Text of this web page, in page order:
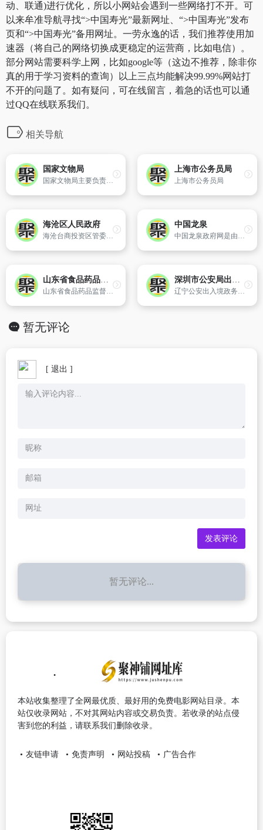
动、联通)进行优化，所以小网站会遇到一些网络打不开。可
以来牟准导航寻找“>中国寿光”最新网址、“>中国寿光”发布
页和“>中国寿光”备用网址。一劳永逸的话，我们推荐使用加
速器（将自己的网络切换成更稳定的运营商，比如电信）。
部分网站需要科学上网，比如google等（这边不推荐，除非你
真的用于学习资料的查询）以上三点均能解决99.99%网站打
不开的问题了。如有疑问，可在线留言，着急的话也可以通
过QQ在线联系我们。
相关导航
国家文物局
国家文物局主要负责机关文电、会务、机要、档案和保密、信访、政务公开工作；负责机关财务、基建等工作,指导监督事业单位财务工作；负责文物和博物馆业务统计工作；承担对外和对港澳台的交流与合作工作。
上海市公务员局
上海市公务员局
海沧区人民政府
海沧台商投资区管委会主办
中国龙泉
中国龙泉政府网是由浙江省龙泉市人民政府主办,龙泉市信息中心承办的政府门户网站,是市政府各部门在国际互联网上发布政务信息和提供在线服务的综合平台,以及对外宣传的重要窗口,也是龙泉市电子政务建设的重要组成部分。中国龙泉政府网以服务公众为中心,以社会需求为导向,开设有信息公开、剑瓷龙泉、政府服务
山东省食品药品监督管理局
山东省食品药品监督管理局网站是全面反映该局工作动态、辖区内餐饮、药品药械、保健食品、化妆品安全质量等信息的综合性网站及窗口。山东省食品药品监督管理局网站围绕信息公开、行政许可、互动服务、专题专栏四个方面,开设相关政策法规宣传、企业经营者或单位办事指南、行政审批及流程、党政务公开、企业或单位
深圳市公安局出入境便民网
辽宁公安出入境政务网是由辽宁省公安厅出入境管理局主办的面向社会和公众、以公益为基础的出入境服务政府门户网站,旨在更好地实现警务公开,落实便民利民措施,方便群众查询出入境证件和了解出入境动态信息。
暂无评论
[ 退出 ]
暂无评论...
本站收集整理了全网最优质、最好用的免费电影网站目录。本
站仅收录网站，不对其网站内容或交易负责。若收录的站点侵
害到您的利益，请联系我们删除收录。
友链申请 免责声明 网站投稿 广告合作